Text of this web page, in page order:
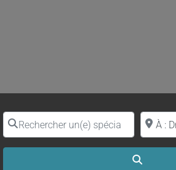
Rechercher un(e) spécialiste par nom
Proche